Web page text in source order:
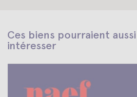
Ces biens pourraient
intéresser